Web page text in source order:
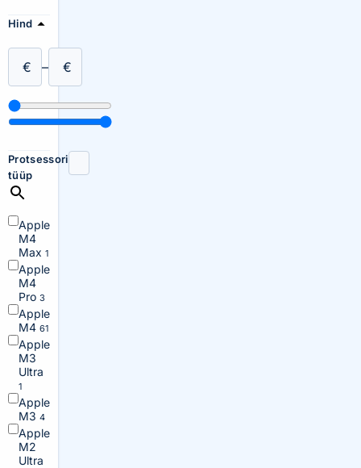
Hind
€ – €
Protsessori
tüüp
Apple
M4
Max 1
Apple
M4
Pro 3
Apple
M4 61
Apple
M3
Ultra
1
Apple
M3 4
Apple
M2
Ultra